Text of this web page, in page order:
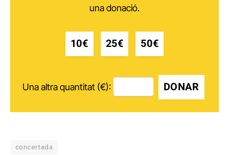
una donació.
10€ 25€ 50€
Una altra quantitat (€): DONAR
concertada